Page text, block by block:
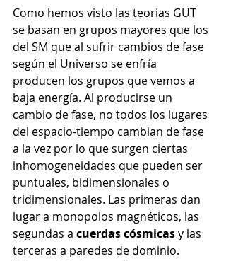
Como hemos visto las teorias GUT
se basan en grupos mayores que los
del SM que al sufrir cambios de fase
según el Universo se enfría
producen los grupos que vemos a
baja energía. Al producirse un
cambio de fase, no todos los lugares
del espacio-tiempo cambian de fase
a la vez por lo que surgen ciertas
inhomogeneidades que pueden ser
puntuales, bidimensionales o
tridimensionales. Las primeras dan
lugar a monopolos magnéticos, las
segundas a cuerdas cósmicas y las
terceras a paredes de dominio.